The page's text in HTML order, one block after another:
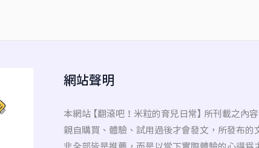
網站聲明
本網站 【翻滾吧！米粒的育兒日常】 所刊載之內
親自購買、體驗、試用過後才會發文，所發布的